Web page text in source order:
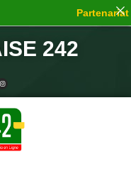
242
Partenariat